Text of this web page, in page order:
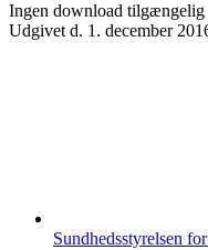
Ingen download tilgængelig
Udgivet d. 1. december
Sundhedsstyrelsen